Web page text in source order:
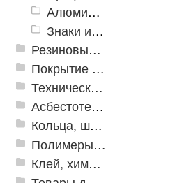
Алюминиевый профиль для ленты
Знаки из полистирола для разметки пола
Резиновые и ПВХ дорожки
Покрытие из резиновой крошки
Техническая резина
Асбестотехнические и теплоизоляционные материалы
Кольца, шайбы, манжеты
Полимеры и пластики
Клей, химия, сопутствующие товары